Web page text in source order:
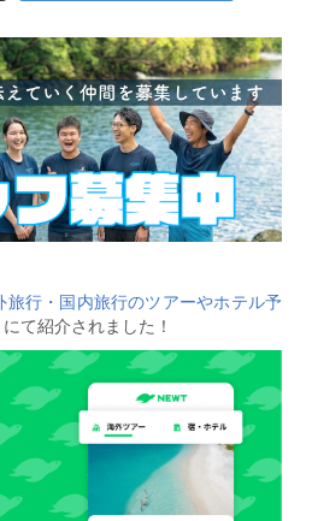
旅行・国内旅行のツアーやホテル予
にて紹介されました！